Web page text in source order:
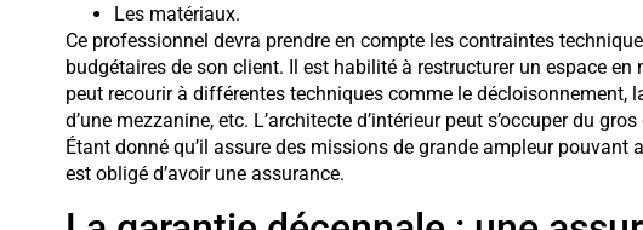
Les matériaux.
Ce professionnel devra prendre en compte les contraintes
budgétaires de son client. Il est habilité à restructurer un espace
peut recourir à différentes techniques comme le décloisonnement,
d’une mezzanine, etc. L’architecte d’intérieur peut s’occuper du
Étant donné qu’il assure des missions de grande ampleur pouvant
est obligé d’avoir une assurance.